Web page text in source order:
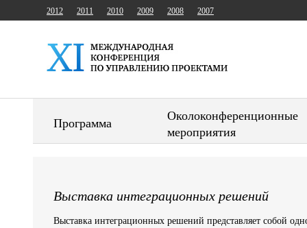
2012 2011 2010 2009 2008 2007
Программа
Околоконференционные
мероприятия
Выставка интеграционных решений
Выставка интеграционных решений представляет собой